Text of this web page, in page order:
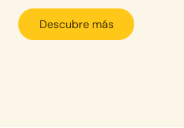
Descubre más